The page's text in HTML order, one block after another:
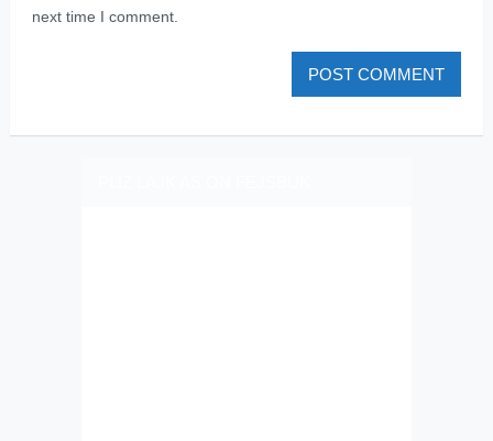
next time I comment.